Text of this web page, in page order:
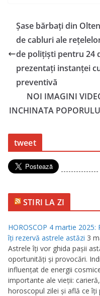
Şase bărbaţi din
de cabluri ale
de poliţişti pentru 24
prezentaţi instanţei
preventivă
NOI IMAGINI
INCHINATA
tweet
---------------
STIRI LA ZI
HOROSCOP 4 martie
îţi rezervă astrele astăzi 3
Astrele îţi vor ghida paşii
oportunităţi şi provocări.
influenţat de energii
importante ale vieţii:
horoscopul zilei şi află ce îţi